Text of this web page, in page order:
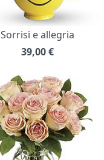
Sorrisi e allegria
39,00€